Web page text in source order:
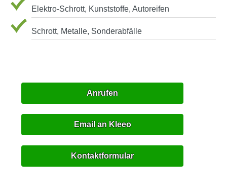
Elektro-Schrott, Kunststoffe, Autoreifen
Schrott, Metalle, Sonderabfälle
Anrufen
Email an Kleeo
Kontaktformular